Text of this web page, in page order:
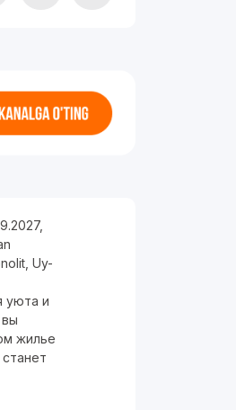
,
, Uy-
уюта и
жилье